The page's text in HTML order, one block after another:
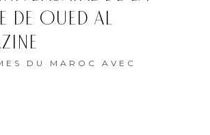
DE OUED AL
DU MAROC AVEC